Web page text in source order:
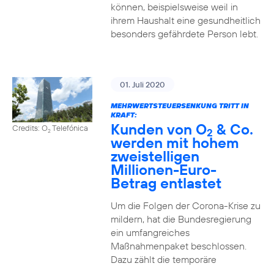
können, beispielsweise weil in
ihrem Haushalt eine gesundheitlich
besonders gefährdete Person lebt.
Credits: O2Telefónica
01. Juli 2020
MEHRWERTSTEUERSENKUNG TRITT IN
KRAFT:
Kunden von O2 & Co.
werden mit hohem
zweistelligen
Millionen-Euro-
Betrag entlastet
Um die Folgen der Corona-Krise zu
mildern, hat die Bundesregierung
ein umfangreiches
Maßnahmenpaket beschlossen.
Dazu zählt die temporäre